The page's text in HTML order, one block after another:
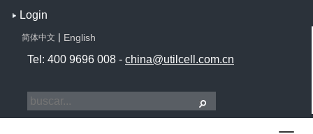
Login
简体中文 | English
Tel: 400 9696 008 - china@utilcell.com.cn